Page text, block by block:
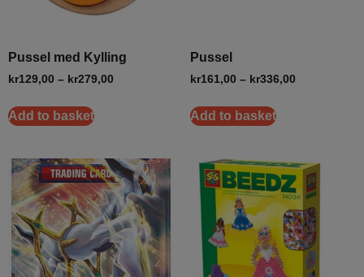
Pussel med Kylling
kr129,00 – kr279,00
Add to basket
Pussel
kr161,00 – kr336,00
Add to basket